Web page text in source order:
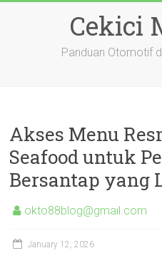
Cekici
Panduan Otomotif
Akses Menu
Seafood untuk
Bersantap yang
okto88blog@gmail.com
January 12, 2026